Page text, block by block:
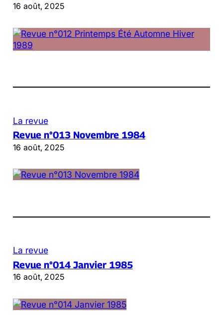
16 août, 2025
La revue
Revue n°013 Novembre 1984
16 août, 2025
La revue
Revue n°014 Janvier 1985
16 août, 2025